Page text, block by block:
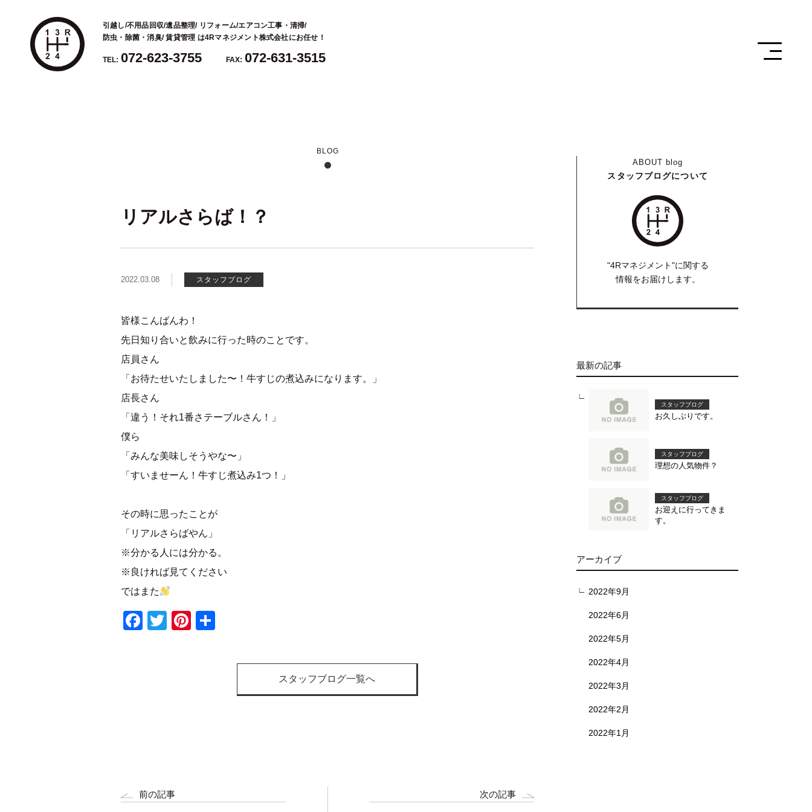
引越し/不用品回収/遺品整理/ リフォーム/エアコン工事・清掃/
防虫・除菌・消臭/ 賃貸管理 は4Rマネジメント株式会社にお任せ！
TEL: 072-623-3755 FAX: 072-631-3515
リアルさらば！？
BLOG
2022.03.08 スタッフブログ
皆様こんばんわ！
先日知り合いと飲みに行った時のことです。
店員さん
「お待たせいたしました〜！牛すじの煮込みになります。」
店長さん
「違う！それ1番さテーブルさん！」
僕ら
「みんな美味しそうやな〜」
「すいませーん！牛すじ煮込み1つ！」
その時に思ったことが
「リアルさらばやん」
※分かる人には分かる。
※良ければ見てください
ではまた
Facebook
TwitterPinterest
スタッフブログ一覧へ
前の記事 次の記事
ABOUT blog
スタッフブログについて
"4Rマネジメント"に関する
情報をお届けします。
最新の記事
スタッフブログ
お久しぶりです。
スタッフブログ
理想の人気物件？
スタッフブログ
お迎えに行ってきま
す。
アーカイブ
2022年9月
2022年6月
2022年5月
2022年4月
2022年3月
2022年2月
2022年1月